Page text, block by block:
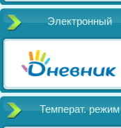
Электронный
Температ. режим